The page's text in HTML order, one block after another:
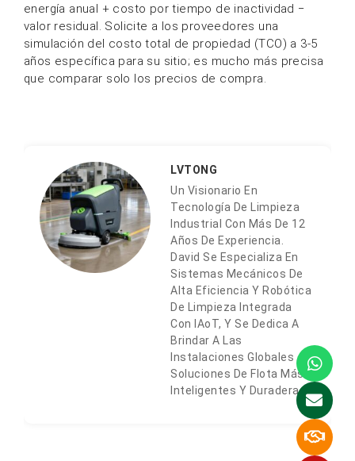
energía anual + costo por tiempo de inactividad −
valor residual. Solicite a los proveedores una
simulación del costo total de propiedad (TCO) a 3-5
años específica para su sitio; es mucho más precisa
que comparar solo los precios de compra.
LVTONG
Un Visionario En
Tecnología De Limpieza
Industrial Con Más De 12
Años De Experiencia.
David Se Especializa En
Sistemas Mecánicos De
Alta Eficiencia Y Robótica
De Limpieza Integrada
Con IAoT, Y Se Dedica A
Brindar A Las
Instalaciones Globales
Soluciones De Flota Más
Inteligentes Y Duraderas.